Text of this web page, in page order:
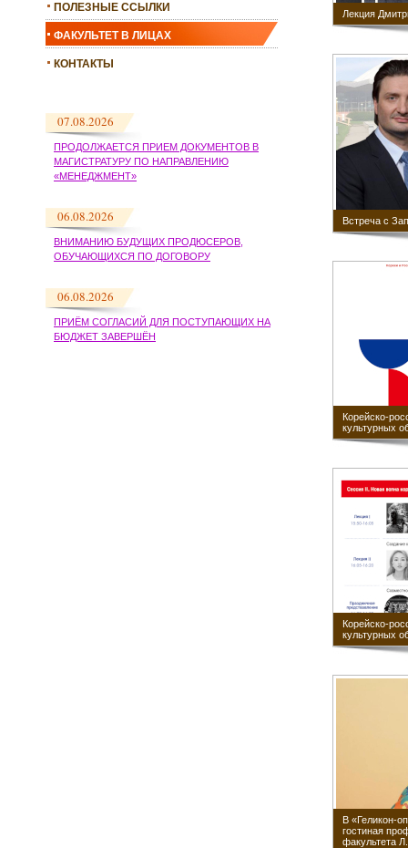
ПОЛЕЗНЫЕ ССЫЛКИ
ФАКУЛЬТЕТ В ЛИЦАХ
КОНТАКТЫ
07.08.2026
ПРОДОЛЖАЕТСЯ ПРИЕМ ДОКУМЕНТОВ В
МАГИСТРАТУРУ ПО НАПРАВЛЕНИЮ
«МЕНЕДЖМЕНТ»
06.08.2026
ВНИМАНИЮ БУДУЩИХ ПРОДЮСЕРОВ,
ОБУЧАЮЩИХСЯ ПО ДОГОВОРУ
06.08.2026
ПРИЁМ СОГЛАСИЙ ДЛЯ ПОСТУПАЮЩИХ НА
БЮДЖЕТ ЗАВЕРШЁН
Лекция
Встреча с
Корейско-
культурных
Корейско-
культурных
В «Геликон-
гостиная
факультета